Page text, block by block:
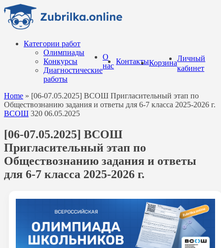
Перейти
содержанию
Категории работ
Олимпиады
Конкурсы
Диагностические
работы
О
нас
КонтактыКорзина
Личный
кабинет
Home » [06-07.05.2025] ВСОШ Пригласительный этап по
Обществознанию задания и ответы для 6-7 класса 2025-2026 г.
ВСОШ 320 06.05.2025
[06-07.05.2025] ВСОШ
Пригласительный этап по
Обществознанию задания и ответы
для 6-7 класса 2025-2026 г.